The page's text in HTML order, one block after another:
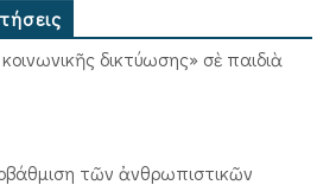
δικτύωσης» σὲ παιδιὰ
τῶν ἀνθρωπιστικῶν